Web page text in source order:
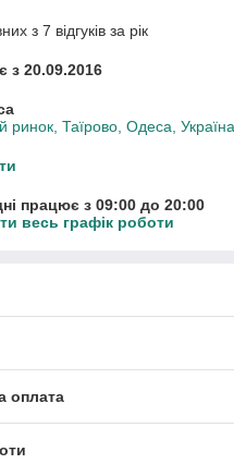
з 7 відгуків за рік
з 20.09.2016
ринок, Таїрово, Одеса, Україна
працює з 09:00 до 20:00
весь графік роботи
оплата